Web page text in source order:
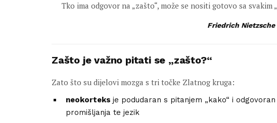
Tko ima odgovor na „zašto“, može se nositi gotovo sa svakim
Friedrich Nietzsche
Zašto je važno pitati se „zašto?“
Zato što su dijelovi mozga s tri točke Zlatnog kruga:
neokorteks je podudaran s pitanjem „kako“ i
promišljanja te jezik